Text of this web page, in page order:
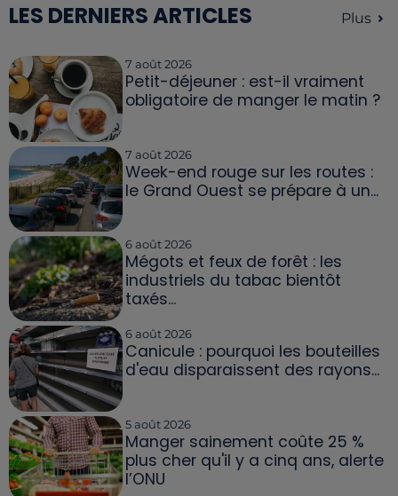
LES DERNIERS ARTICLES Plus
7 août 2026
Petit-déjeuner : est-il vraiment
obligatoire de manger le matin ?
7 août 2026
Week-end rouge sur les routes :
le Grand Ouest se prépare à un...
6 août 2026
Mégots et feux de forêt : les
industriels du tabac bientôt
taxés...
6 août 2026
Canicule : pourquoi les bouteilles
d'eau disparaissent des rayons...
5 août 2026
Manger sainement coûte 25 %
plus cher qu'il y a cinq ans, alerte
l’ONU